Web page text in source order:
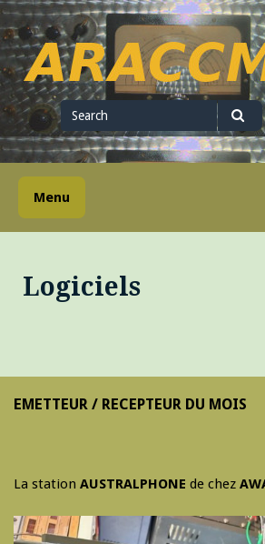
Skip
to
content
ARACCMA
Search
for
Menu
Logiciels
EMETTEUR / RECEPTEUR DU MOIS
La station AUSTRALPHONE de chez